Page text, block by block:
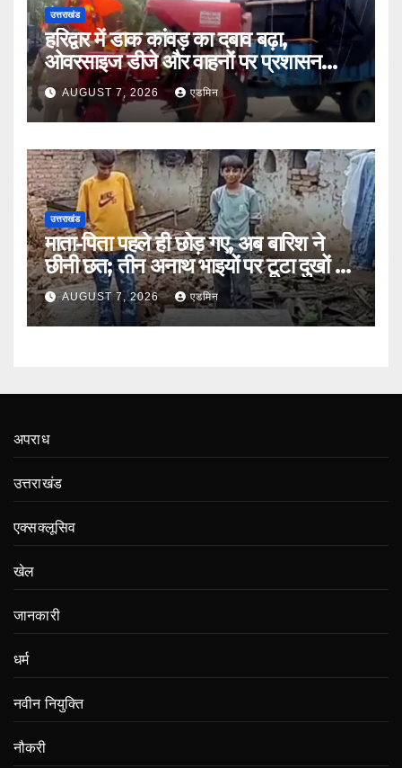
उत्तराखंड
हरिद्वार में डाक कांवड़ का दबाव बढ़ा,
ओवरसाइज डीजे और वाहनों पर प्रशासन
सख्तAUGUST 7, 2026 एडमिन
उत्तराखंड
माता-पिता पहले ही छोड़ गए, अब बारिश ने
छीनी छत; तीन अनाथ भाइयों पर टूटा दुखों का
पहाड़AUGUST 7, 2026 एडमिन
अपराध
उत्तराखंड
एक्सक्लूसिव
खेल
जानकारी
धर्म
नवीन नियुक्ति
नौकरी